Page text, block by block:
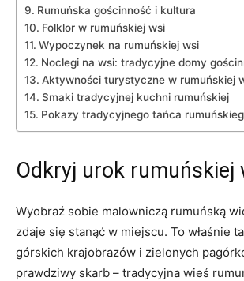
Rumuńska gościnność i kultura
Folklor w rumuńskiej wsi
Wypoczynek na rumuńskiej wsi
Noclegi na ⁣wsi: tradycyjne domy
Aktywności ⁢turystyczne w rumuńskiej
Smaki tradycyjnej ‌kuchni rumuńskiej
Pokazy tradycyjnego tańca
Odkryj urok rumuńskiej
Wyobraź sobie malowniczą rumuńską
zdaje się stanąć w miejscu. ​To⁣ właśnie
górskich krajobrazów i zielonych
prawdziwy skarb – tradycyjna wieś